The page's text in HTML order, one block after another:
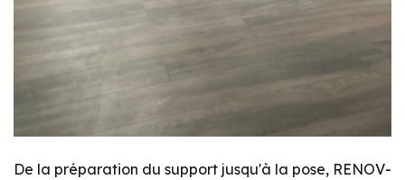
De la préparation du support jusqu'à la pose, RENOV-